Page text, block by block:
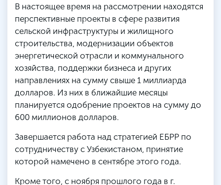
В настоящее время на рассмотрении находятся
перспективные проекты в сфере развития
сельской инфраструктуры и жилищного
строительства, модернизации объектов
энергетической отрасли и коммунального
хозяйства, поддержки бизнеса и других
направлениях на сумму свыше 1 миллиарда
долларов. Из них в ближайшие месяцы
планируется одобрение проектов на сумму до
600 миллионов долларов.
Завершается работа над стратегией ЕБРР по
сотрудничеству с Узбекистаном, принятие
которой намечено в сентябре этого года.
Кроме того, с ноября прошлого года в г.